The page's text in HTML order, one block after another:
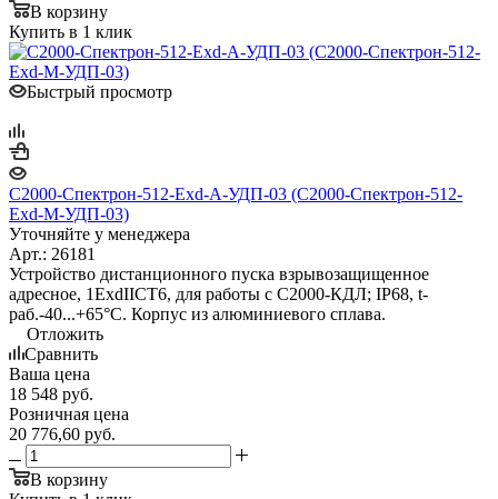
В корзину
Купить в 1 клик
Быстрый просмотр
С2000-Спектрон-512-Exd-А-УДП-03 (С2000-Спектрон-512-
Exd-М-УДП-03)
Уточняйте у менеджера
Арт.: 26181
Устройство дистанционного пуска взрывозащищенное
адресное, 1ExdIICT6, для работы с С2000-КДЛ; IP68, t-
раб.-40...+65°С. Корпус из алюминиевого сплава.
Отложить
Сравнить
Ваша цена
18 548 руб.
Розничная цена
20 776,60 руб.
В корзину